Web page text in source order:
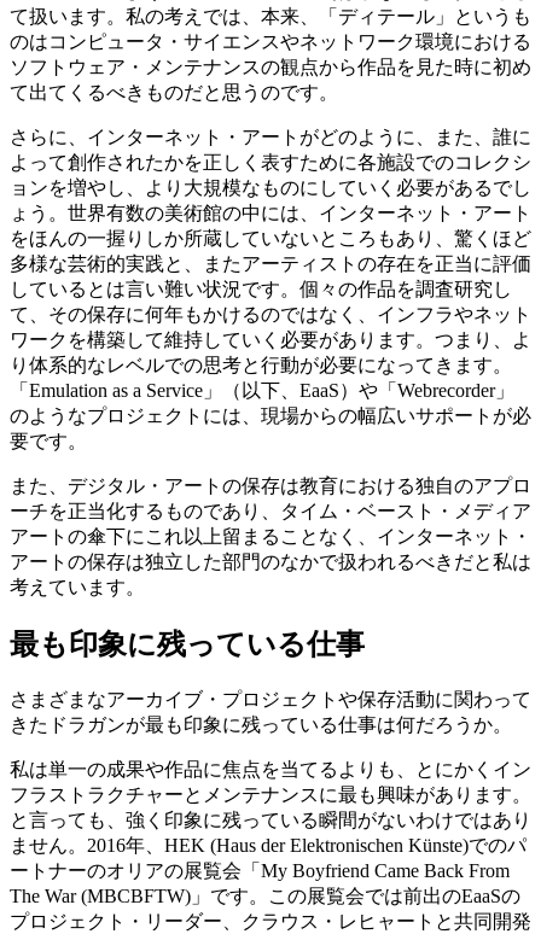
て扱います。私の考えでは、本来、「ディテール」というも
のはコンピュータ・サイエンスやネットワーク環境における
ソフトウェア・メンテナンスの観点から作品を見た時に初め
て出てくるべきものだと思うのです。
さらに、インターネット・アートがどのように、また、誰に
よって創作されたかを正しく表すために各施設でのコレクシ
ョンを増やし、より大規模なものにしていく必要があるでし
ょう。世界有数の美術館の中には、インターネット・アート
をほんの一握りしか所蔵していないところもあり、驚くほど
多様な芸術的実践と、またアーティストの存在を正当に評価
しているとは言い難い状況です。個々の作品を調査研究し
て、その保存に何年もかけるのではなく、インフラやネット
ワークを構築して維持していく必要があります。つまり、よ
り体系的なレベルでの思考と行動が必要になってきます。
「Emulation as a Service」（以下、EaaS）や「Webrecorder」
のようなプロジェクトには、現場からの幅広いサポートが必
要です。
また、デジタル・アートの保存は教育における独自のアプロ
ーチを正当化するものであり、タイム・ベースト・メディア
アートの傘下にこれ以上留まることなく、インターネット・
アートの保存は独立した部門のなかで扱われるべきだと私は
考えています。
最も印象に残っている仕事
さまざまなアーカイブ・プロジェクトや保存活動に関わって
きたドラガンが最も印象に残っている仕事は何だろうか。
私は単一の成果や作品に焦点を当てるよりも、とにかくイン
フラストラクチャーとメンテナンスに最も興味があります。
と言っても、強く印象に残っている瞬間がないわけではあり
ません。2016年、HEK (Haus der Elektronischen Künste)でのパ
ートナーのオリアの展覧会「My Boyfriend Came Back From
The War (MBCBFTW)」です。この展覧会では前出のEaaSの
プロジェクト・リーダー、クラウス・レヒャートと共同開発